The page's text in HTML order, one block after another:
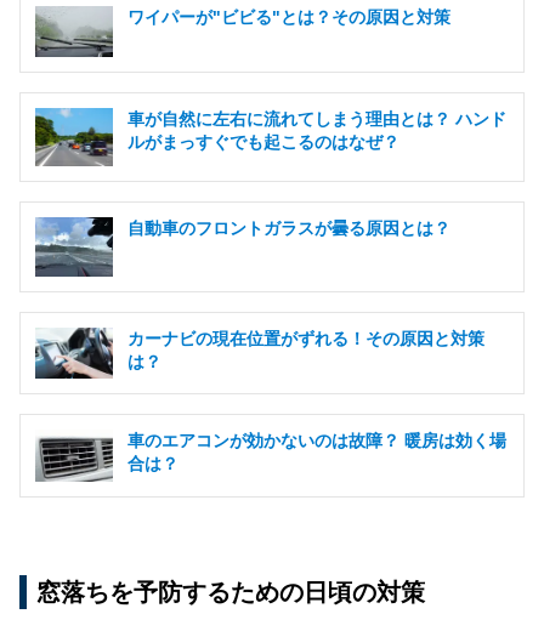
ワイパーが"ビビる"とは？その原因と対策
車が自然に左右に流れてしまう理由とは？ ハンド
ルがまっすぐでも起こるのはなぜ？
自動車のフロントガラスが曇る原因とは？
カーナビの現在位置がずれる！その原因と対策
は？
車のエアコンが効かないのは故障？ 暖房は効く場
合は？
窓落ちを予防するための日頃の対策